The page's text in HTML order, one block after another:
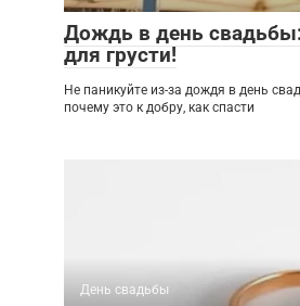
Дождь в день
для грусти!
Не паникуйте из-за дождя в день
почему это к добру, как спасти
День свадьбы